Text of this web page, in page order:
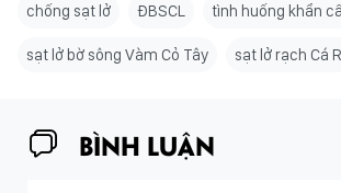
chống sạt lở ĐBSCL tình huống khẩn
sạt lở bờ sông Vàm Cỏ Tây sạt lở rạch Cá
BÌNH LUẬN